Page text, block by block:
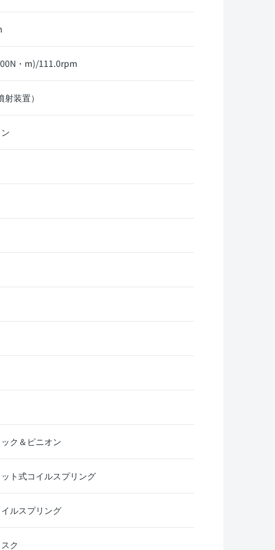
・m)/111.0rpm
装置）
ク＆ピニオン
ト式コイルスプリング
ルスプリング
ク